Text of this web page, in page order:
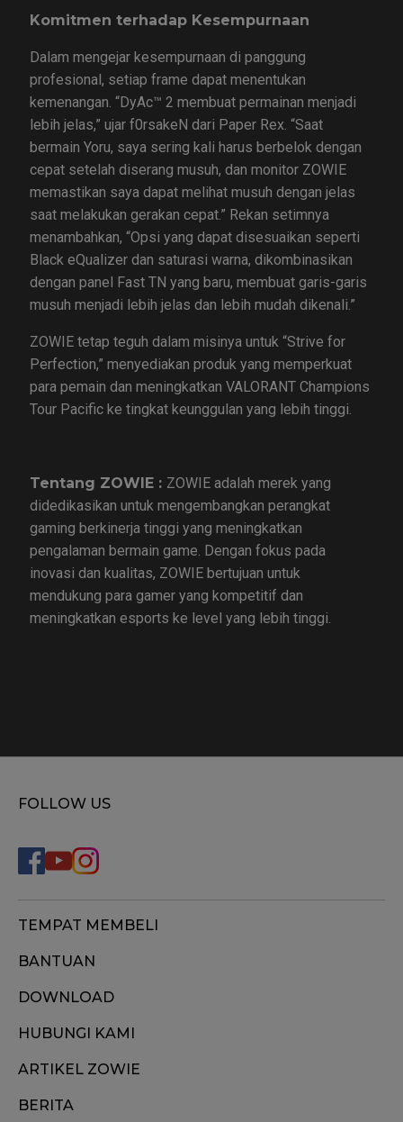
Komitmen terhadap Kesempurnaan
Dalam mengejar kesempurnaan di panggung
profesional, setiap frame dapat menentukan
kemenangan. “DyAc™ 2 membuat permainan menjadi
lebih jelas,” ujar f0rsakeN dari Paper Rex. “Saat
bermain Yoru, saya sering kali harus berbelok dengan
cepat setelah diserang musuh, dan monitor ZOWIE
memastikan saya dapat melihat musuh dengan jelas
saat melakukan gerakan cepat.” Rekan setimnya
menambahkan, “Opsi yang dapat disesuaikan seperti
Black eQualizer dan saturasi warna, dikombinasikan
dengan panel Fast TN yang baru, membuat garis-garis
musuh menjadi lebih jelas dan lebih mudah dikenali.”
ZOWIE tetap teguh dalam misinya untuk “Strive for
Perfection,” menyediakan produk yang memperkuat
para pemain dan meningkatkan VALORANT Champions
Tour Pacific ke tingkat keunggulan yang lebih tinggi.
Tentang ZOWIE : ZOWIE adalah merek yang
didedikasikan untuk mengembangkan perangkat
gaming berkinerja tinggi yang meningkatkan
pengalaman bermain game. Dengan fokus pada
inovasi dan kualitas, ZOWIE bertujuan untuk
mendukung para gamer yang kompetitif dan
meningkatkan esports ke level yang lebih tinggi.
FOLLOW US
TEMPAT MEMBELI
BANTUAN
DOWNLOAD
HUBUNGI KAMI
ARTIKEL ZOWIE
BERITA